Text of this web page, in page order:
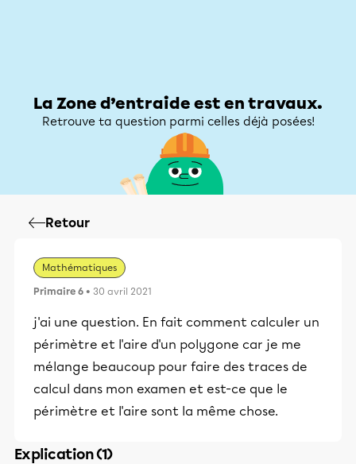
La Zone d’entraide est en travaux.
Retrouve ta question parmi celles déjà posées!
Retour
Mathématiques
Primaire 6 • 30 avril 2021
j'ai une question. En fait comment calculer un
périmètre et l'aire d'un polygone car je me
mélange beaucoup pour faire des traces de
calcul dans mon examen et est-ce que le
périmètre et l'aire sont la même chose.
Explication (1)